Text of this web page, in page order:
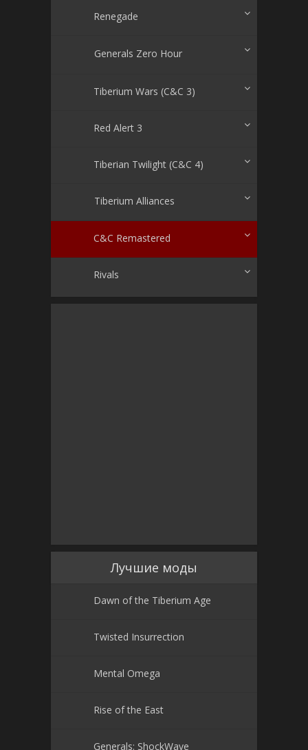
Renegade
Generals Zero Hour
Tiberium Wars (C&C 3)
Red Alert 3
Tiberian Twilight (C&C 4)
Tiberium Alliances
C&C Remastered
Rivals
Лучшие моды
Dawn of the Tiberium Age
Twisted Insurrection
Mental Omega
Rise of the East
Generals: ShockWave